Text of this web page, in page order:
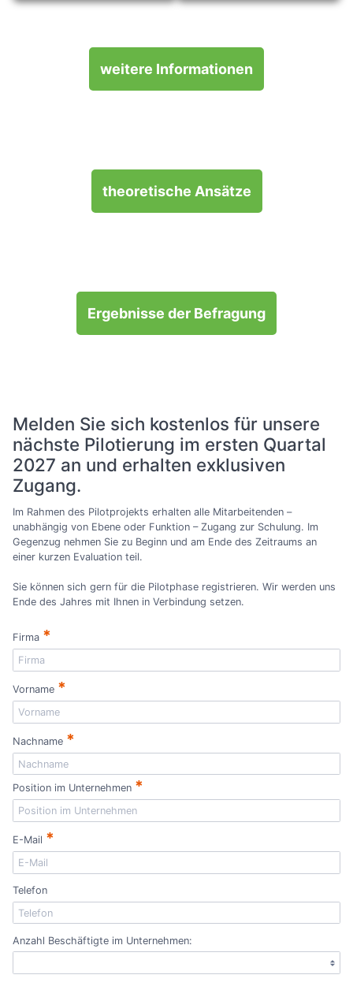
weitere Informationen
theoretische Ansätze
Ergebnisse der Befragung
Melden Sie sich kostenlos für unsere
nächste Pilotierung im ersten Quartal
2027 an und erhalten exklusiven
Zugang.
Im Rahmen des Pilotprojekts erhalten alle Mitarbeitenden –
unabhängig von Ebene oder Funktion – Zugang zur Schulung. Im
Gegenzug nehmen Sie zu Beginn und am Ende des Zeitraums an
einer kurzen Evaluation teil.
Sie können sich gern für die Pilotphase registrieren. Wir werden uns
Ende des Jahres mit Ihnen in Verbindung setzen.
Firma *
Vorname *
Nachname *
Position im Unternehmen *
E-Mail *
Telefon
Anzahl Beschäftigte im Unternehmen: